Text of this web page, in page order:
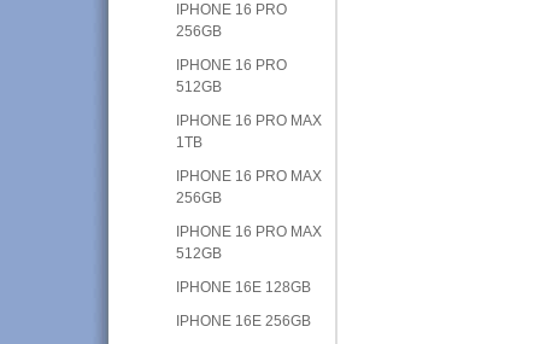
IPHONE 16 PRO
256GB
IPHONE 16 PRO
512GB
IPHONE 16 PRO MAX
1TB
IPHONE 16 PRO MAX
256GB
IPHONE 16 PRO MAX
512GB
IPHONE 16E 128GB
IPHONE 16E 256GB